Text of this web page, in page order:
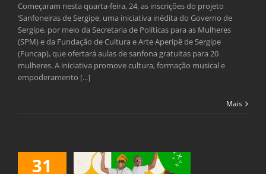
Começaram nesta quarta-feira, 24, as inscrições do projeto
‘Sanfoneiras de Sergipe, uma iniciativa inédita do Governo de
Sergipe, por meio da Secretaria de Políticas para as Mulheres
(SPM) e da Fundação de Cultura e Arte Aperipê de Sergipe
(Funcap), que ofertará aulas de sanfona gratuitas para 20
mulheres. A iniciativa promove cultura, formação musical e
empoderamento [...]
Mais
31
RESISTÊNCIA: